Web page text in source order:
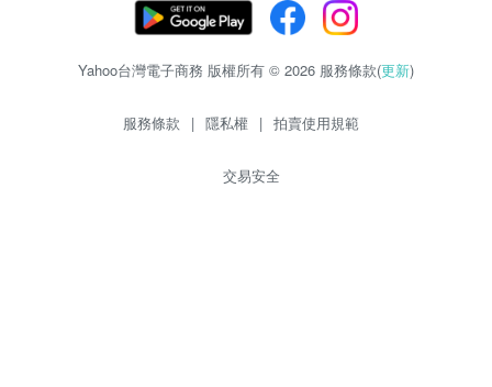
Yahoo台灣電子商務 版權所有 © 2026 服務條款(更新)
服務條款 | 隱私權 | 拍賣使用規範
交易安全